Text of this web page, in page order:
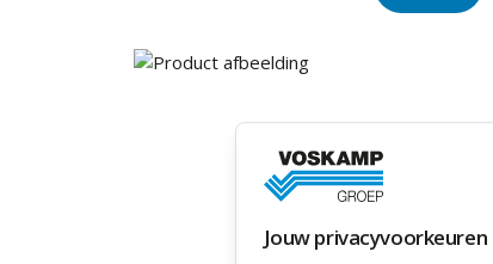
Jouw privacyvoorkeuren